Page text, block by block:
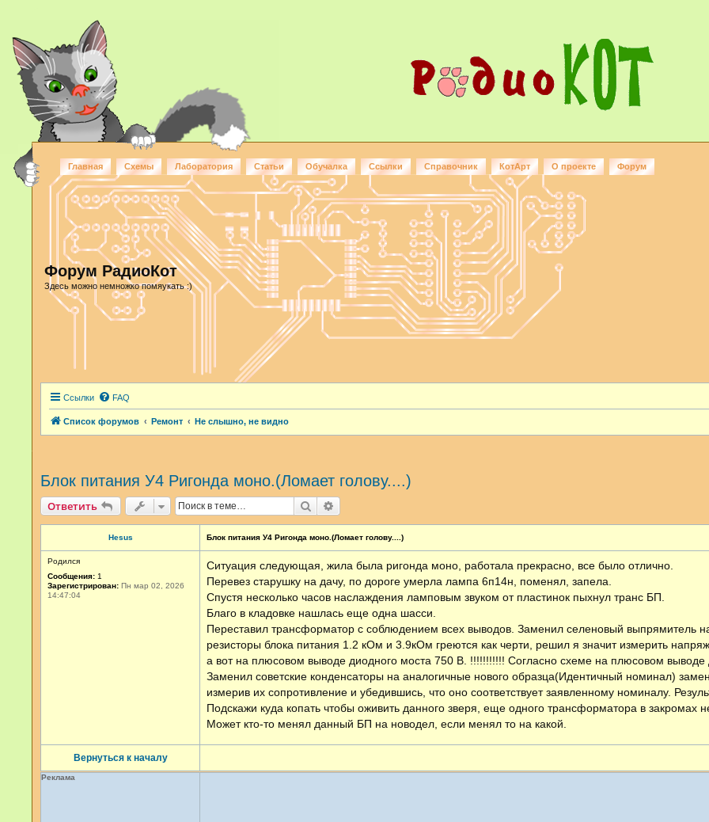
Главная Схемы Лаборатория Статьи Обучалка Ссылки Справочник КотАрт О проекте Форум
Форум РадиоКот
Здесь можно немножко помяукать :)
Ссылки FAQ
Список форумов Ремонт Не слышно, не видно
Блок питания У4 Ригонда моно.(Ломает голову....)
Ответить Поиск
Hesus
Родился
Сообщения: 1
Зарегистрирован: Пн мар 02, 2026
14:47:04
Вернуться к началу
Блок питания У4 Ригонда моно.(Ломает голову....)
Ситуация следующая, жила была ригонда моно, работала прекрасно, все было отлично.
Перевез старушку на дачу, по дороге умерла лампа 6п14н, поменял, запела.
Спустя несколько часов наслаждения ламповым звуком от пластинок пыхнул транс БП.
Благо в кладовке нашлась еще одна шасси.
Переставил трансформатор с соблюдением всех выводов. Заменил селеновый выпрямитель
резисторы блока питания 1.2 кОм и 3.9кОм греются как черти, решил я значит измерить
а вот на плюсовом выводе диодного моста 750 В. !!!!!!!!!!! Согласно схеме на плюсовом выводе
Заменил советские конденсаторы на аналогичные нового образца(Идентичный номинал)
измерив их сопротивление и убедившись, что оно соответствует заявленному номиналу.
Подскажи куда копать чтобы оживить данного зверя, еще одного трансформатора в закромах
Может кто-то менял данный БП на новодел, если менял то на какой.
Реклама